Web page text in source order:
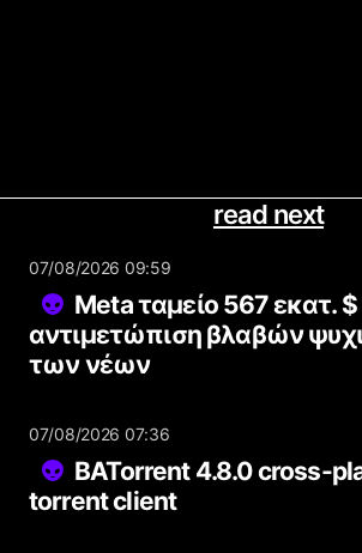
read next
07/08/2026 09:59
Meta ταμείο 567 εκατ. $
αντιμετώπιση βλαβών
των νέων
07/08/2026 07:36
BATorrent 4.8.0 cross-
torrent client